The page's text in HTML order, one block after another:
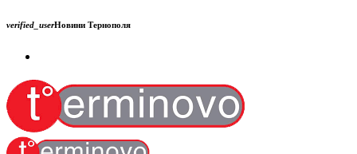
verified_userНовини Тернополя